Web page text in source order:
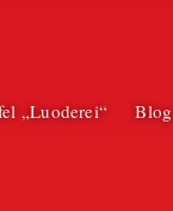
„Luoderei“ Blog